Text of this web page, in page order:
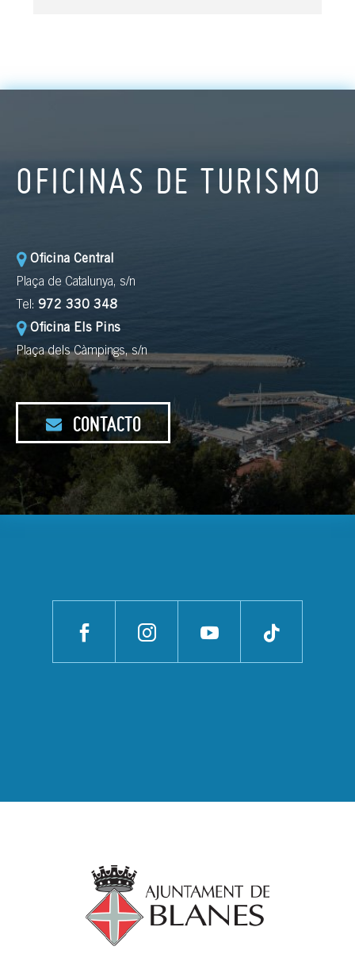
OFICINAS DE TURISMO
Oficina Central
Plaça de Catalunya, s/n
Tel: 972 330 348
Oficina Els Pins
Plaça dels Càmpings, s/n
CONTACTO